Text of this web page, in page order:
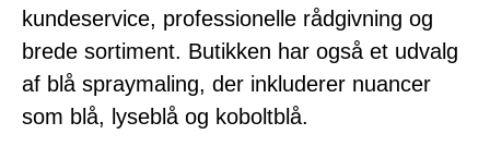
kundeservice, professionelle rådgivning og
brede sortiment. Butikken har også et udvalg
af blå spraymaling, der inkluderer nuancer
som blå, lyseblå og koboltblå.